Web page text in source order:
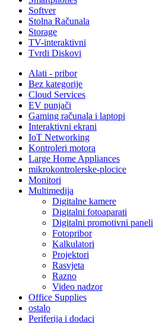
Softver
Stolna Računala
Storage
TV-interaktivni
Tvrdi Diskovi
Alati - pribor
Bez kategorije
Cloud Services
EV punjači
Gaming računala i laptopi
Interaktivni ekrani
IoT Networking
Kontroleri motora
Large Home Appliances
mikrokontrolerske-plocice
Monitori
Multimedija
Digitalne kamere
Digitalni fotoaparati
Digitalni promotivni paneli
Fotopribor
Kalkulatori
Projektori
Rasvjeta
Razno
Video nadzor
Office Supplies
ostalo
Periferija i dodaci